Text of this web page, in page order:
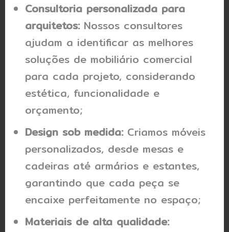
Consultoria personalizada para
arquitetos:Nossos consultores
ajudam a identificar as melhores
soluções de mobiliário comercial
para cada projeto, considerando
estética, funcionalidade e
orçamento;
Design sob medida:Criamos móveis
personalizados, desde mesas e
cadeiras até armários e estantes,
garantindo que cada peça se
encaixe perfeitamente no espaço;
Materiais de alta qualidade: